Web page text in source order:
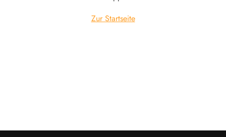
Zur Startseite